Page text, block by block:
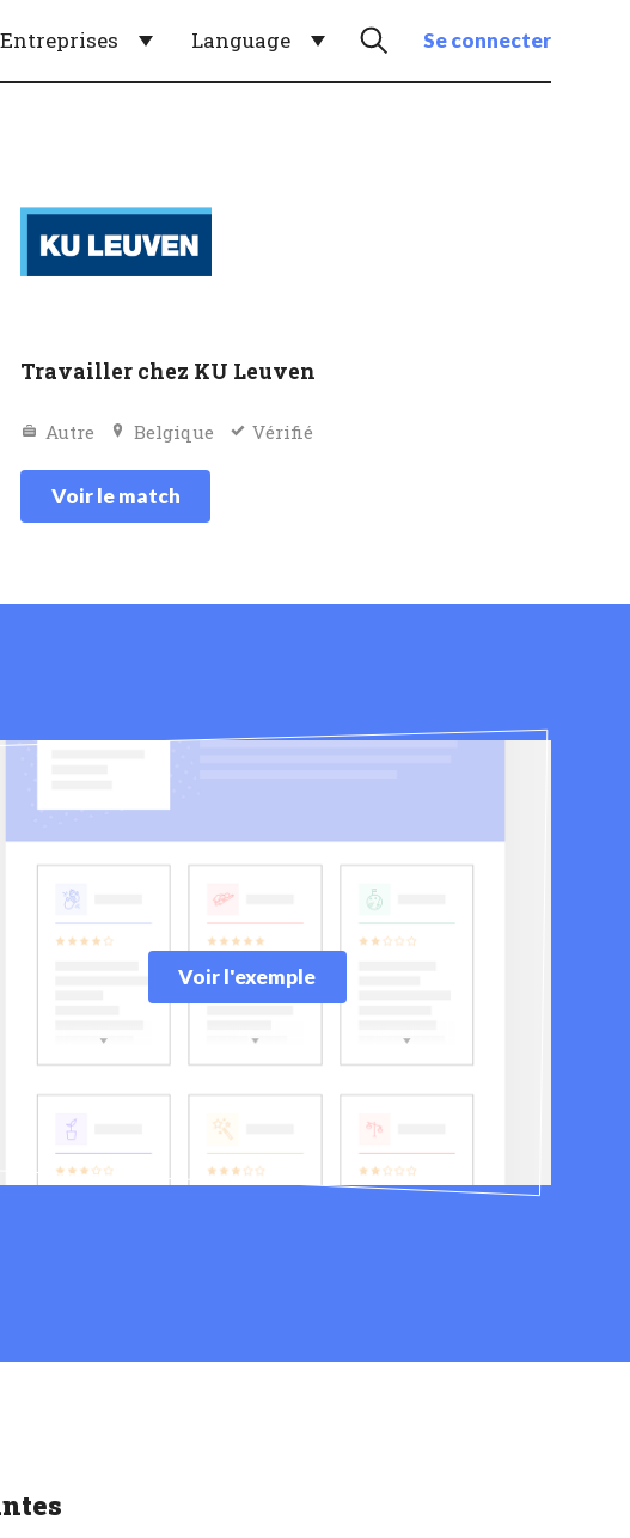
Entreprises Language Se connecter
Travailler chez KU Leuven
Autre Belgique Vérifié
Voir le match
Voir l'exemple